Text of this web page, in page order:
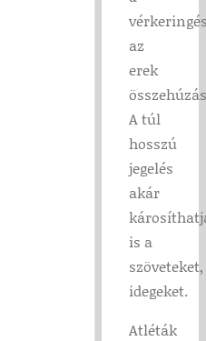
az
erek
A túl
hosszú
jegelés
akár
is a
szöveteket,
idegeket.
Atléták